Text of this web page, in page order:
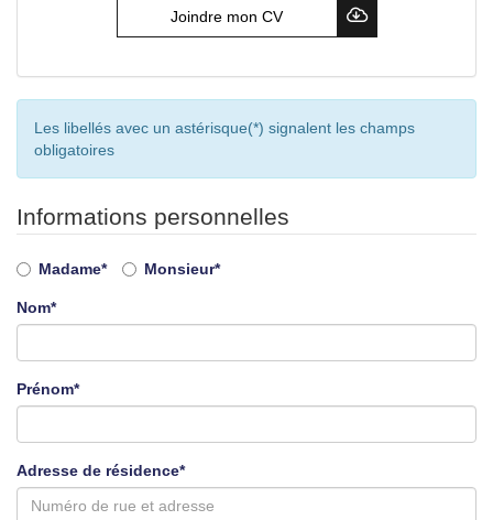
Joindre mon CV
Les libellés avec un astérisque(*) signalent les champs
obligatoires
Informations personnelles
CivilitéMadame* Monsieur*
Nom*
Prénom*
Adresse de résidence*